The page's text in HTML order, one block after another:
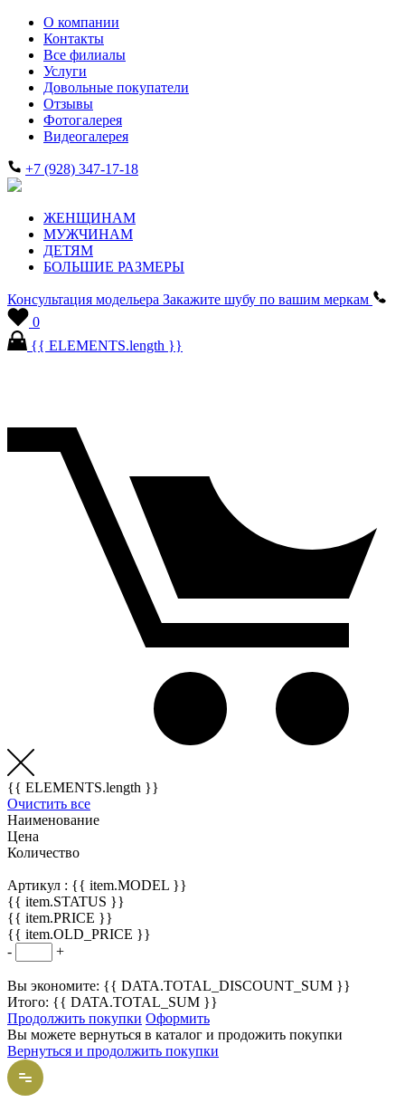
О компании
Контакты
Все филиалы
Услуги
Довольные покупатели
Отзывы
Фотогалерея
Видеогалерея
+7 (928) 347-17-18
ЖЕНЩИНАМ
МУЖЧИНАМ
ДЕТЯМ
БОЛЬШИЕ РАЗМЕРЫ
Консультация модельера Закажите шубу по вашим меркам
0
{{ ELEMENTS.length }}
{{ ELEMENTS.length }}
Очистить все
Наименование
Цена
Количество
Артикул : {{ item.MODEL }}
{{ item.STATUS }}
{{ item.PRICE }}
{{ item.OLD_PRICE }}
-
+
Вы экономите: {{ DATA.TOTAL_DISCOUNT_SUM }}
Итого: {{ DATA.TOTAL_SUM }}
Продолжить покупки Оформить
Вы можете вернуться в каталог и продожить покупки
Вернуться и продолжить покупки